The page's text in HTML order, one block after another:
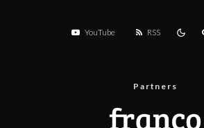
YouTube RSS
Partners